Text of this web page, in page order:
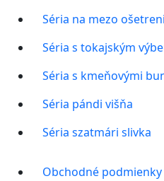
Séria na mezo
Séria s tokajským
Séria s kmeňovými
Séria pándi višňa
Séria szatmári slivka
Obchodné podmienky